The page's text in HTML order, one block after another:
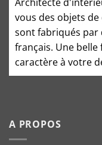
vous des objets
sont fabriqués par
français. Une
caractère à votre
A PROPOS